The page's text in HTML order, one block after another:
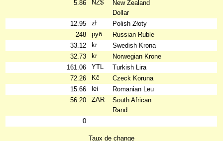
5.86
NZ$
New Zealand
Dollar
12.95
zł
Polish Złoty
248
руб
Russian Ruble
33.12
kr
Swedish Krona
32.73
kr
Norwegian Krone
161.06
YTL
Turkish Lira
72.26
Kč
Czeck Koruna
15.66
lei
Romanian Leu
56.20
ZAR
South African
Rand
0
Taux de change